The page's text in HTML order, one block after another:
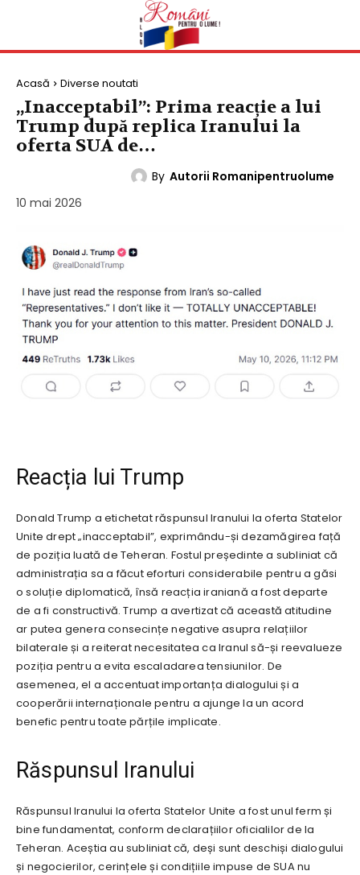
Acasă Diverse noutati
„Inacceptabil”: Prima reacție a lui
Trump după replica Iranului la
oferta SUA de…
By Autorii Romanipentruolume
10 mai 2026
Reacția lui Trump
Donald Trump a etichetat răspunsul Iranului la oferta Statelor
Unite drept „inacceptabil”, exprimându-și dezamăgirea față
de poziția luată de Teheran. Fostul președinte a subliniat că
administrația sa a făcut eforturi considerabile pentru a găsi
o soluție diplomatică, însă reacția iraniană a fost departe
de a fi constructivă. Trump a avertizat că această atitudine
ar putea genera consecințe negative asupra relațiilor
bilaterale și a reiterat necesitatea ca Iranul să-și reevalueze
poziția pentru a evita escaladarea tensiunilor. De
asemenea, el a accentuat importanța dialogului și a
cooperării internaționale pentru a ajunge la un acord
benefic pentru toate părțile implicate.
Răspunsul Iranului
Răspunsul Iranului la oferta Statelor Unite a fost unul ferm și
bine fundamentat, conform declarațiilor oficialilor de la
Teheran. Aceștia au subliniat că, deși sunt deschiși dialogului
și negocierilor, cerințele și condițiile impuse de SUA nu